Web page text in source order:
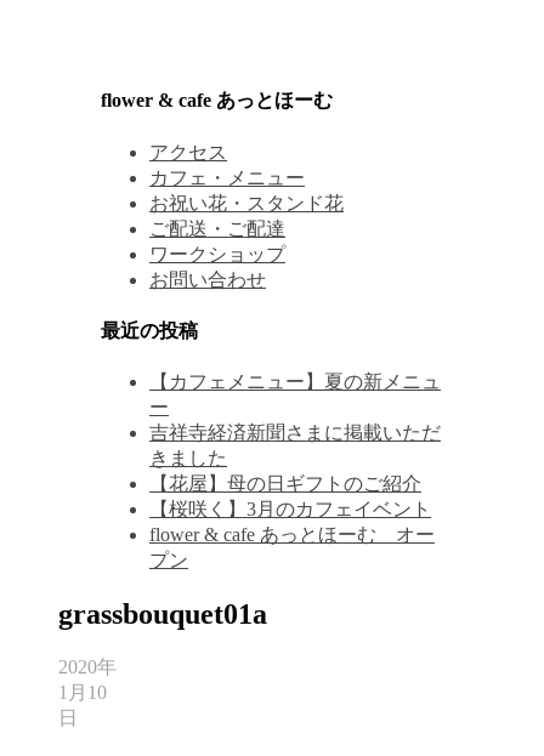
flower & cafe あっとほーむ
アクセス
カフェ・メニュー
お祝い花・スタンド花
ご配送・ご配達
ワークショップ
お問い合わせ
最近の投稿
【カフェメニュー】夏の新メニュ
ー
吉祥寺経済新聞さまに掲載いただ
きました
【花屋】母の日ギフトのご紹介
【桜咲く】3月のカフェイベント
flower & cafe あっとほーむ オー
プン
grassbouquet01a
2020年
1月10
日